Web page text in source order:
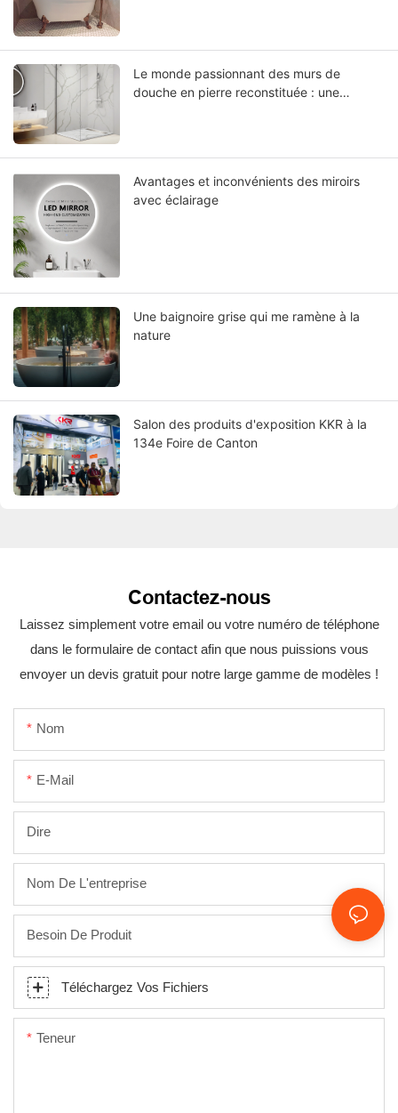
Le monde passionnant des murs de
douche en pierre reconstituée : une
Avantages et inconvénients des miroirs
avec éclairage
Une baignoire grise qui me ramène à la
nature
Salon des produits d'exposition KKR à la
134e Foire de Canton
Contactez-nous
Laissez simplement votre email ou votre numéro de téléphone
dans le formulaire de contact afin que nous puissions vous
envoyer un devis gratuit pour notre large gamme de modèles !
Nom
E-Mail
Dire
Nom De L'entreprise
Besoin De Produit
Téléchargez Vos Fichiers
Teneur